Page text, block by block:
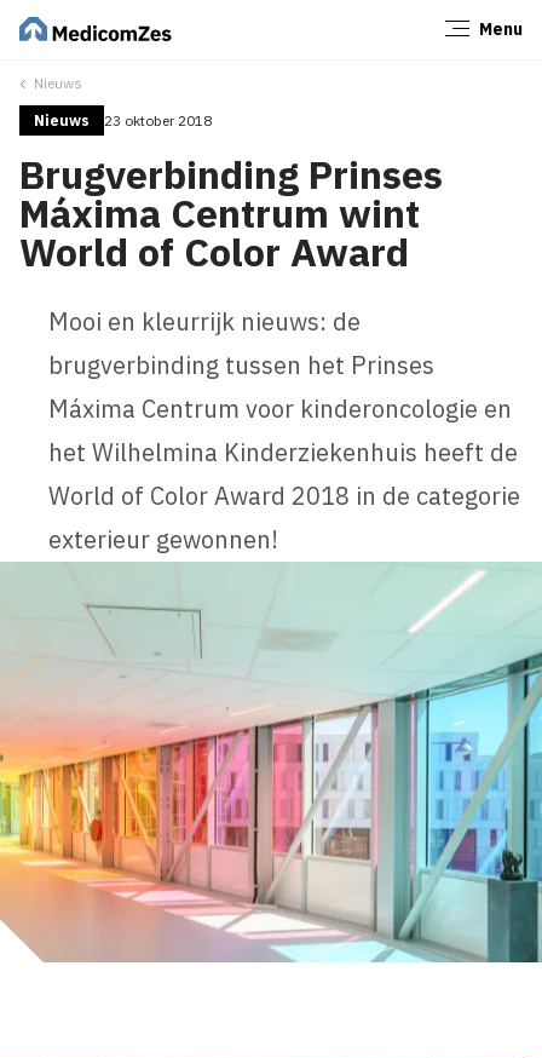
Menu
Nieuws
Nieuws 23 oktober 2018
Brugverbinding Prinses
Máxima Centrum wint
World of Color Award
Mooi en kleurrijk nieuws: de
brugverbinding tussen het Prinses
Máxima Centrum voor kinderoncologie en
het Wilhelmina Kinderziekenhuis heeft de
World of Color Award 2018 in de categorie
exterieur gewonnen!
Sluiten